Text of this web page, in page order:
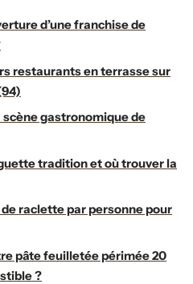
d’une franchise de
restaurants en terrasse sur
gastronomique de
tradition et où trouver la
raclette par personne pour
pâte feuilletée périmée 20
?